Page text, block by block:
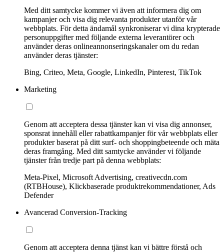
Med ditt samtycke kommer vi även att informera dig om
kampanjer och visa dig relevanta produkter utanför vår
webbplats. För detta ändamål synkroniserar vi dina krypterade
personuppgifter med följande externa leverantörer och
använder deras onlineannonseringskanaler om du redan
använder deras tjänster:
Bing, Criteo, Meta, Google, LinkedIn, Pinterest, TikTok
Marketing
Genom att acceptera dessa tjänster kan vi visa dig annonser,
sponsrat innehåll eller rabattkampanjer för vår webbplats eller
produkter baserat på ditt surf- och shoppingbeteende och mäta
deras framgång. Med ditt samtycke använder vi följande
tjänster från tredje part på denna webbplats:
Meta-Pixel, Microsoft Advertising, creativecdn.com
(RTBHouse), Klickbaserade produktrekommendationer, Ads
Defender
Avancerad Conversion-Tracking
Genom att acceptera denna tjänst kan vi bättre förstå och